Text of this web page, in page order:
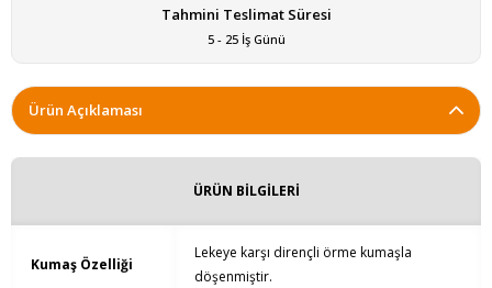
Tahmini Teslimat Süresi
5 - 25 İş Günü
Ürün Açıklaması
ÜRÜN BİLGİLERİ
Kumaş Özelliği
Lekeye karşı dirençli örme kumaşla
döşenmiştir.